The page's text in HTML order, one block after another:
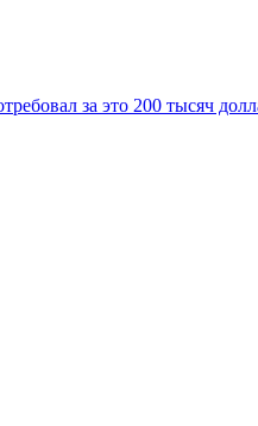
за это 200 тысяч